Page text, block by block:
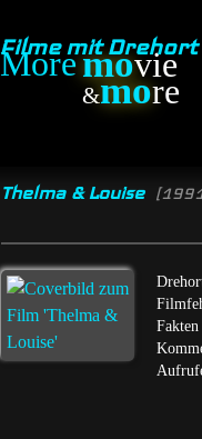
movie
&more
Filme mit
Thelma & Louise
Fakten